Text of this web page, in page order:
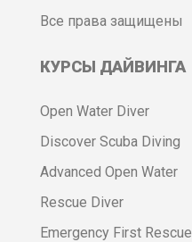
Все права защищены
КУРСЫ ДАЙВИНГА
Open Water Diver
Discover Scuba Diving
Advanced Open Water
Rescue Diver
Emergency First Rescue